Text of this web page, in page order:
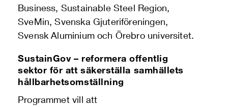
Business, Sustainable Steel Region,
SveMin, Svenska Gjuteriföreningen,
Svensk Aluminium och Örebro universitet.
SustainGov – reformera offentlig
sektor för att säkerställa samhällets
hållbarhetsomställning
Programmet vill att